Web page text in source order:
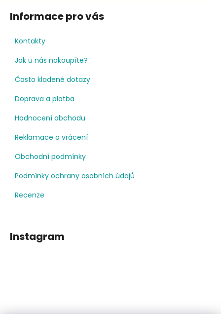
Informace pro vás
Kontakty
Jak u nás nakoupíte?
Často kladené dotazy
Doprava a platba
Hodnocení obchodu
Reklamace a vrácení
Obchodní podmínky
Podmínky ochrany osobních údajů
Recenze
Instagram